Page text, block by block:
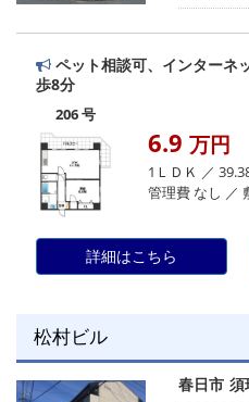
ペット相談可、インターネ
歩8分
206 号
6.9 万円
1ＬＤＫ ／
管理費 なし ／
詳細はこちら
松村ビル
春日市 須